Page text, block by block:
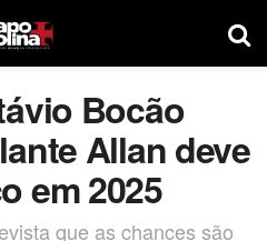
Bocão
Allan deve
em 2025
que as chances são